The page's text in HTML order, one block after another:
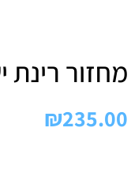
מחזור רינת
₪235.00